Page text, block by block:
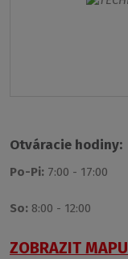
Otváracie hodiny:
Po-Pi: 7:00 - 17:00
So: 8:00 - 12:00
ZOBRAZIT MAPU